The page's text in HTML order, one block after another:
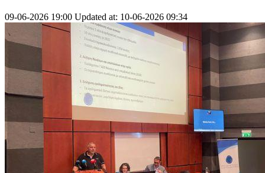
09-06-2026 19:00 Updated at: 10-06-2026 09:34